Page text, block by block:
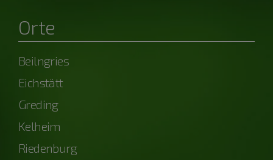
Orte
Beilngries
Eichstätt
Greding
Kelheim
Riedenburg